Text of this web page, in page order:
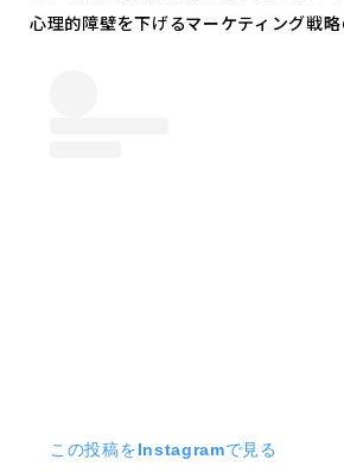
心理的障壁を下げるマーケティング戦略
この投稿をInstagramで見る